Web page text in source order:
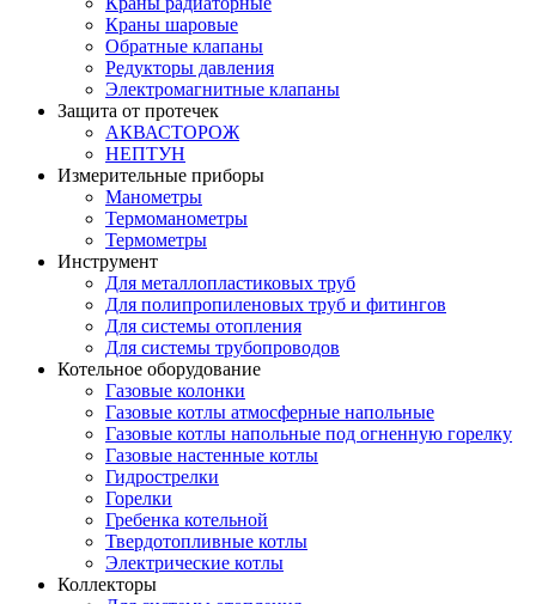
Краны шаровые
Обратные клапаны
Редукторы давления
Электромагнитные клапаны
Защита от протечек
АКВАСТОРОЖ
НЕПТУН
Измерительные приборы
Манометры
Термоманометры
Термометры
Инструмент
Для металлопластиковых труб
Для полипропиленовых труб и фитингов
Для системы отопления
Для системы трубопроводов
Котельное оборудование
Газовые колонки
Газовые котлы атмосферные напольные
Газовые котлы напольные под огненную горелку
Газовые настенные котлы
Гидрострелки
Горелки
Гребенка котельной
Твердотопливные котлы
Электрические котлы
Коллекторы